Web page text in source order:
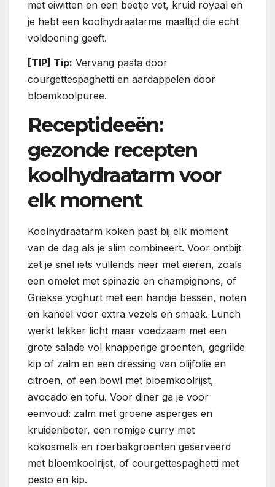
met eiwitten en een beetje vet, kruid royaal en
je hebt een koolhydraatarme maaltijd die echt
voldoening geeft.
[TIP] Tip: Vervang pasta door
courgettespaghetti en aardappelen door
bloemkoolpuree.
Receptideeën:
gezonde recepten
koolhydraatarm voor
elk moment
Koolhydraatarm koken past bij elk moment
van de dag als je slim combineert. Voor ontbijt
zet je snel iets vullends neer met eieren, zoals
een omelet met spinazie en champignons, of
Griekse yoghurt met een handje bessen, noten
en kaneel voor extra vezels en smaak. Lunch
werkt lekker licht maar voedzaam met een
grote salade vol knapperige groenten, gegrilde
kip of zalm en een dressing van olijfolie en
citroen, of een bowl met bloemkoolrijst,
avocado en tofu. Voor diner ga je voor
eenvoud: zalm met groene asperges en
kruidenboter, een romige curry met
kokosmelk en roerbakgroenten geserveerd
met bloemkoolrijst, of courgettespaghetti met
pesto en kip.